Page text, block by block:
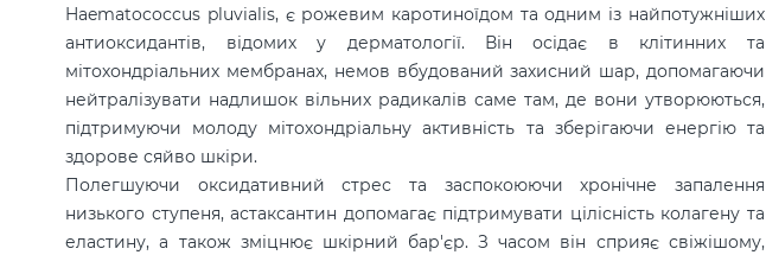
Haematococcus pluvialis, є рожевим каротиноїдом та одним із найпотужніших
антиоксидантів, відомих у дерматології. Він осідає в клітинних та
мітохондріальних мембранах, немов вбудований захисний шар, допомагаючи
нейтралізувати надлишок вільних радикалів саме там, де вони утворюються,
підтримуючи молоду мітохондріальну активність та зберігаючи енергію та
здорове сяйво шкіри.
Полегшуючи оксидативний стрес та заспокоюючи хронічне запалення
низького ступеня, астаксантин допомагає підтримувати цілісність колагену та
еластину, а також зміцнює шкірний бар'єр. З часом він сприяє свіжішому,